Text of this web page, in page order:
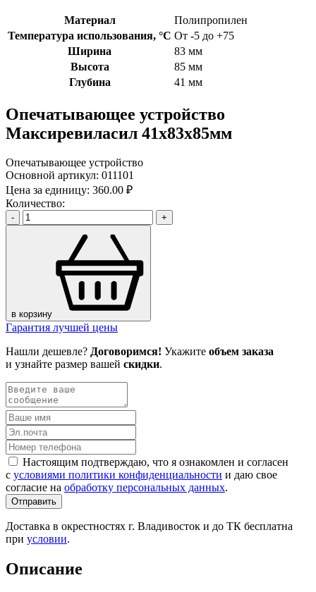
Материал
Полипропилен
Температура использования, °C От -5 до +75
Ширина
83 мм
Высота
85 мм
Глубина
41 мм
Опечатывающее устройство
Максиревиласил 41х83х85мм
Опечатывающее устройство
Основной артикул: 011101
Цена за единицу: 360.00 ₽
Количество:
- +
в корзину
Гарантия лучшей цены
Нашли дешевле? Договоримся! Укажите объем заказа
и узнайте размер вашей скидки.
Настоящим подтверждаю, что я ознакомлен и согласен
с условиями политики конфиденциальности и даю свое
согласие на обработку персональных данных.
Отправить
Доставка в окрестностях г. Владивосток и до ТК бесплатна
при условии.
Описание